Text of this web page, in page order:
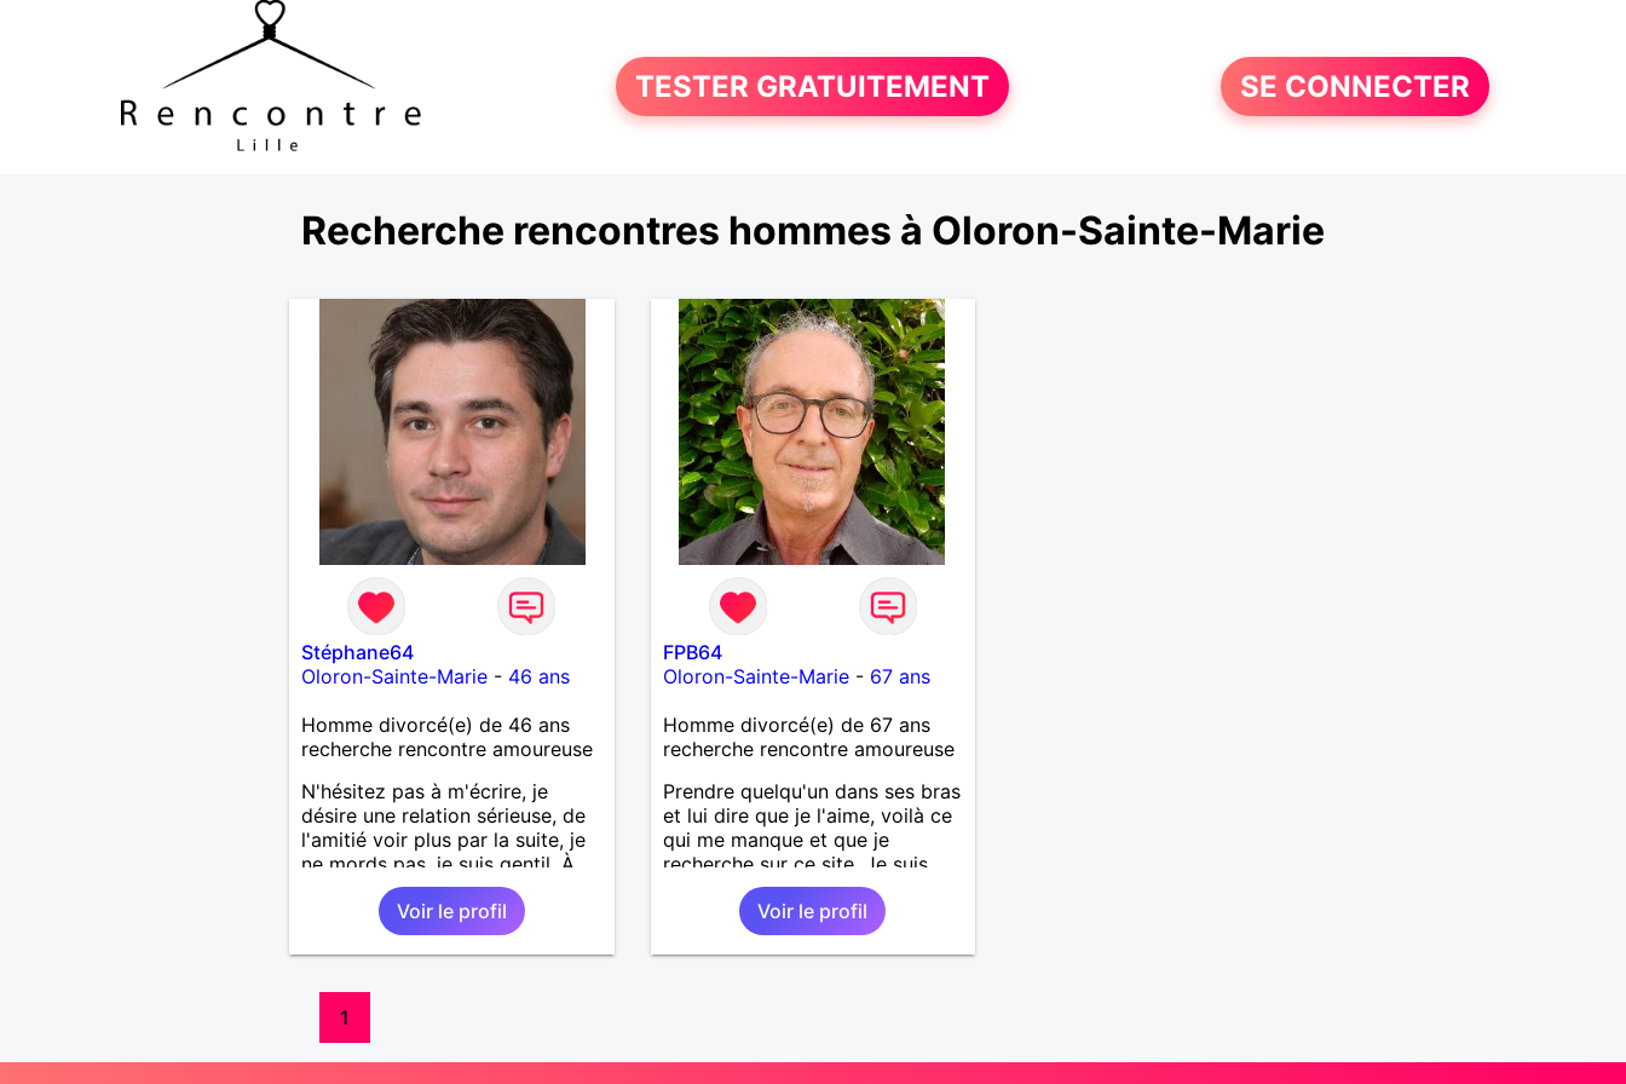
TESTER GRATUITEMENT SE CONNECTER
Recherche rencontres hommes à Oloron-Sainte-Marie
Stéphane64
Oloron-Sainte-Marie- 46 ans
Homme divorcé(e) de 46 ans
recherche rencontre amoureuse
N'hésitez pas à m'écrire, je
désire une relation sérieuse, de
l'amitié voir plus par la suite, je
ne mords pas, je suis gentil. À
bientôt j'espère !
Voir le profil
FPB64
Oloron-Sainte-Marie- 67 ans
Homme divorcé(e) de 67 ans
recherche rencontre amoureuse
Prendre quelqu'un dans ses bras
et lui dire que je l'aime, voilà ce
qui me manque et que je
recherche sur ce site. Je suis
peut-être un doux rêveur mais
j'y crois, il suffit de tomber sur
la bonne personne ! Toi peut-
être ?
Voir le profil
1